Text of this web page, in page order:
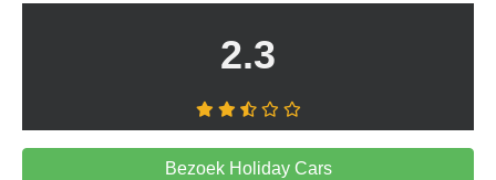
2.3
Bezoek Holiday Cars